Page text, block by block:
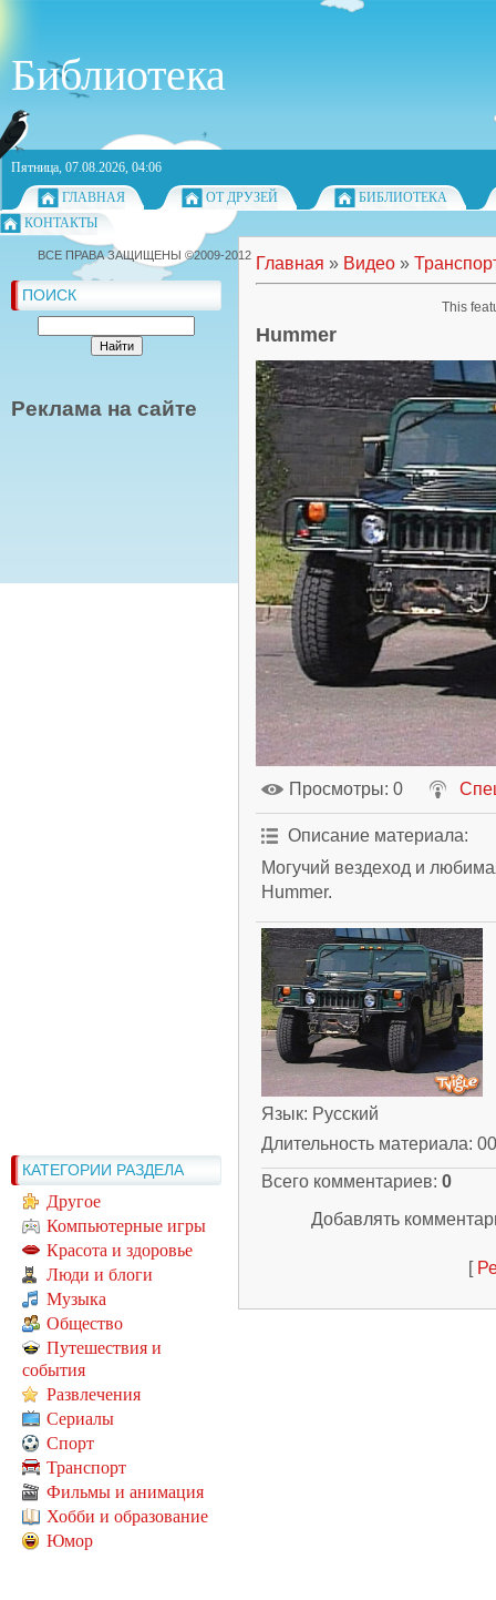
Библиотека
Пятница, 07.08.2026, 04:06
ГЛАВНАЯ
ОТ ДРУЗЕЙ
БИБЛИОТЕКА
КОНТАКТЫ
ПОИСК
Реклама на сайте
КАТЕГОРИИ РАЗДЕЛА
Другое
Компьютерные игры
Красота и здоровье
Люди и блоги
Музыка
Общество
Путешествия и
события
Развлечения
Сериалы
Спорт
Транспорт
Фильмы и анимация
Хобби и образование
Юмор
Главная » Видео »
Hummer
Просмотры: 0
Описание материала:
Могучий вездеход и
Hummer.
Язык: Русский
Длительность материала:
Всего комментариев: 0
Добавлять
[
ВСЕ ПРАВА ЗАЩИЩЕНЫ ©2009-2012
This